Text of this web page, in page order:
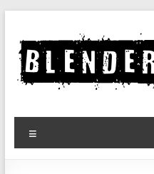
contenu
Le